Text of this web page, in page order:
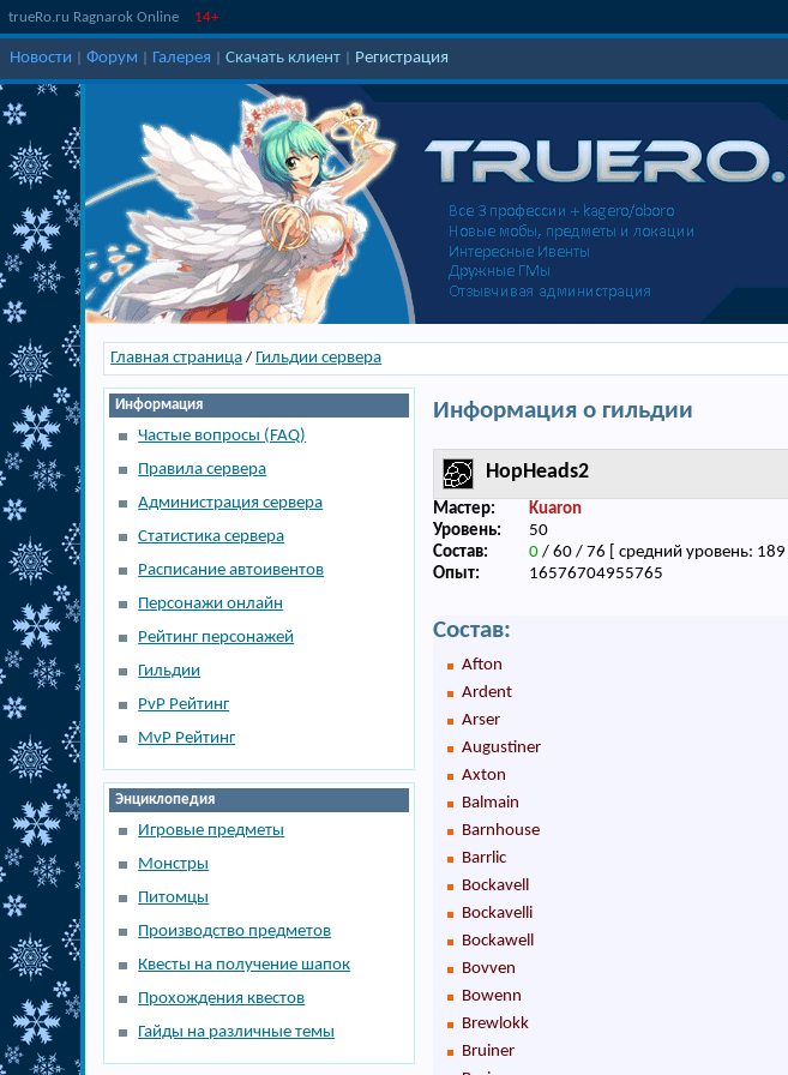
trueRo.ru Ragnarok Online 14+
Новости Форум Галерея Скачать клиент Регистрация
Главная страница / Гильдии сервера
Информация
Частые вопросы (FAQ)
Правила сервера
Администрация сервера
Статистика сервера
Расписание автоивентов
Персонажи онлайн
Рейтинг персонажей
Гильдии
PvP Рейтинг
MvP Рейтинг
Энциклопедия
Игровые предметы
Монстры
Питомцы
Производство предметов
Квесты на получение шапок
Прохождения квестов
Гайды на различные темы
Информация о гильдии
HopHeads2
Мастер:
Kuaron
Уровень:
50
Состав:
0 / 60 / 76 [ средний уровень: 189 ]
Опыт:
16576704955765
Состав:
Afton
Ardent
Arser
Augustiner
Axton
Balmain
Barnhouse
Barrlic
Bockavell
Bockavelli
Bockawell
Bovven
Bowenn
Brewlokk
Bruiner